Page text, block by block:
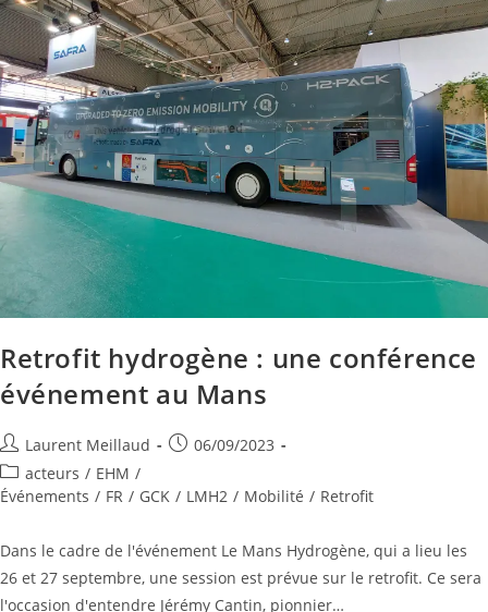
Retrofit hydrogène : une conférence
événement au Mans
Laurent Meillaud
06/09/2023
acteurs / EHM /
Événements / FR / GCK / LMH2 / Mobilité / Retrofit
Dans le cadre de l'événement Le Mans Hydrogène, qui a lieu les
26 et 27 septembre, une session est prévue sur le retrofit. Ce sera
l'occasion d'entendre Jérémy Cantin, pionnier…